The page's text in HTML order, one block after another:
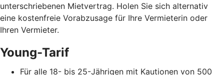
unterschriebenen Mietvertrag. Holen Sie sich alternativ
eine kostenfreie Vorabzusage für Ihre Vermieterin oder
Ihren Vermieter.
Young-Tarif
Für alle 18- bis 25-Jährigen mit Kautionen von 500